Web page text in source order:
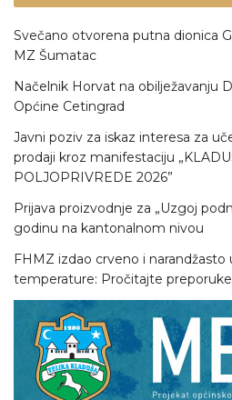
Svečano otvorena putna dionica
MZ Šumatac
Načelnik Horvat na obilježavanju
Općine Cetingrad
Javni poziv za iskaz interesa za
prodaji kroz manifestaciju
POLJOPRIVREDE 2026”
Prijava proizvodnje za „Uzgoj
godinu na kantonalnom nivou
FHMZ izdao crveno i
temperature: Pročitajte